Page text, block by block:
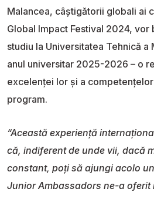
Malancea, câștigătorii globali ai
Global Impact Festival 2024,
studiu la Universitatea Tehnică
anul universitar 2025-2026 – o
excelenței lor și a
program.
“Această experiență
că, indiferent de unde vii, dacă
constant, poți să ajungi acolo
Junior Ambassadors ne-a